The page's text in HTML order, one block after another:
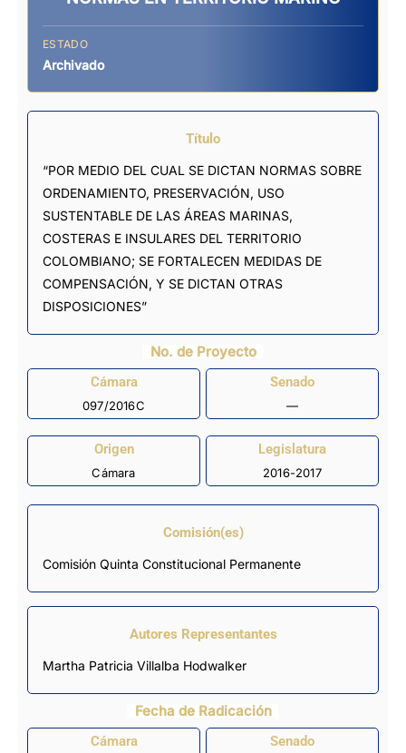
ESTADO
Archivado
Título
“POR MEDIO DEL CUAL SE DICTAN NORMAS SOBRE
ORDENAMIENTO, PRESERVACIÓN, USO
SUSTENTABLE DE LAS ÁREAS MARINAS,
COSTERAS E INSULARES DEL TERRITORIO
COLOMBIANO; SE FORTALECEN MEDIDAS DE
COMPENSACIÓN, Y SE DICTAN OTRAS
DISPOSICIONES”
No. de Proyecto
Cámara
097/2016C
Senado
—
Origen
Cámara
Legislatura
2016-2017
Comisión(es)
Comisión Quinta Constitucional Permanente
Autores Representantes
Martha Patricia Villalba Hodwalker
Fecha de Radicación
Cámara Senado